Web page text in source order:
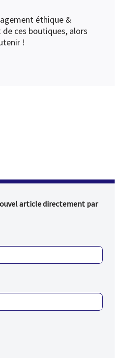
éthique &
ces boutiques, alors
!
article directement par